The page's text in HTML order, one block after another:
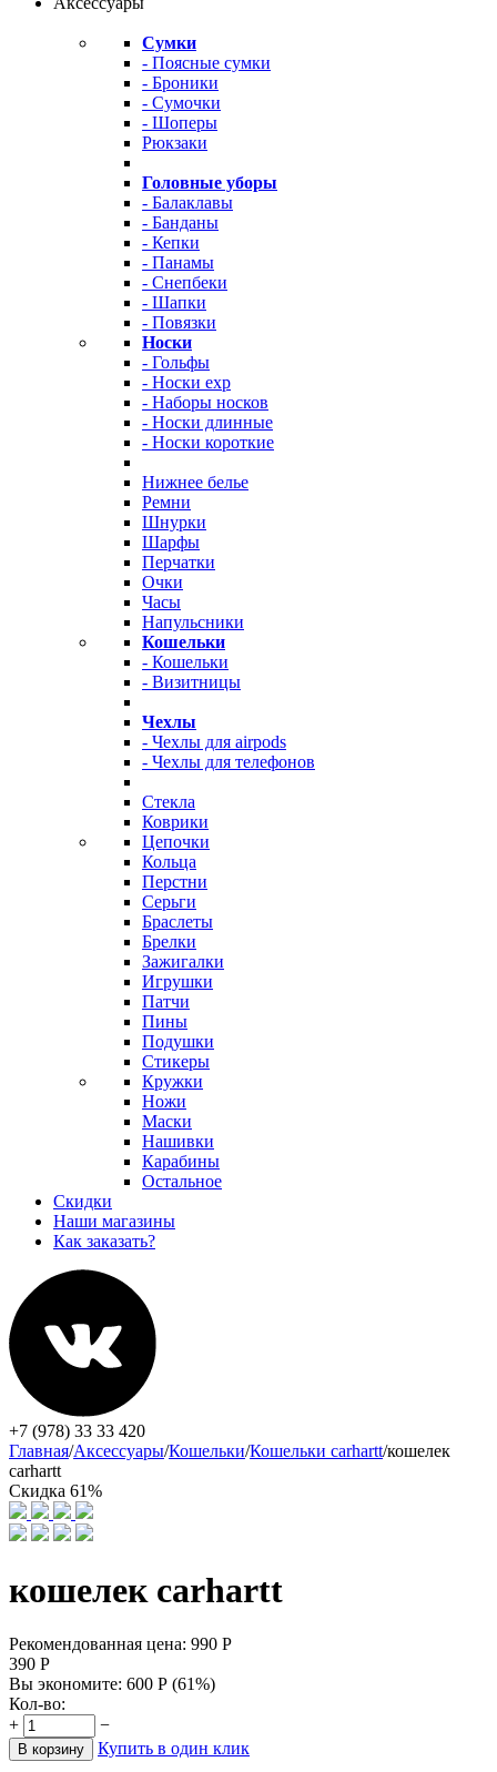
Сумки
- Поясные сумки
- Броники
- Сумочки
- Шоперы
Рюкзаки
Головные уборы
- Балаклавы
- Банданы
- Кепки
- Панамы
- Снепбеки
- Шапки
- Повязки
Носки
- Гольфы
- Носки exp
- Наборы носков
- Носки длинные
- Носки короткие
Нижнее белье
Ремни
Шнурки
Шарфы
Перчатки
Очки
Часы
Напульсники
Кошельки
- Кошельки
- Визитницы
Чехлы
- Чехлы для airpods
- Чехлы для телефонов
Стекла
Коврики
Цепочки
Кольца
Перстни
Серьги
Браслеты
Брелки
Зажигалки
Игрушки
Патчи
Пины
Подушки
Стикеры
Кружки
Ножи
Маски
Нашивки
Карабины
Остальное
Скидки
Наши магазины
Как заказать?
+7 (978) 33 33 420
Главная/Аксессуары/Кошельки/Кошельки carhartt/кошелек
carhartt
Скидка 61%
кошелек carhartt
Рекомендованная цена: 990 Р
390 Р
Вы экономите: 600 Р (61%)
Кол-во:
+
−
В корзину Купить в один клик